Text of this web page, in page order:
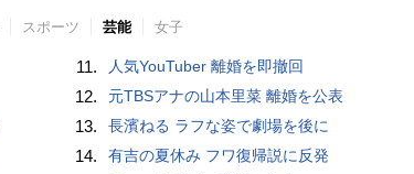
スポーツ 芸能 女子
11. 人気YouTuber 離婚を即撤回
12. 元TBSアナの山本里菜 離婚を公表
13. 長濱ねる ラフな姿で劇場を後に
14. 有吉の夏休み フワ復帰説に反発